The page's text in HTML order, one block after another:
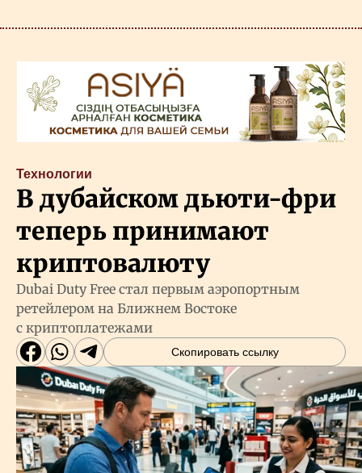
Технологии
В дубайском дьюти-фри
теперь принимают
криптовалюту
Dubai Duty Free стал первым аэропортным
ретейлером на Ближнем Востоке
с криптоплатежами
Скопировать ссылку